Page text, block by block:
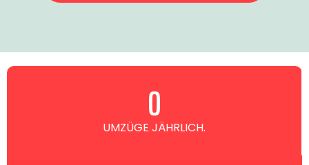
UMZÜGE JÄHRLICH.
0